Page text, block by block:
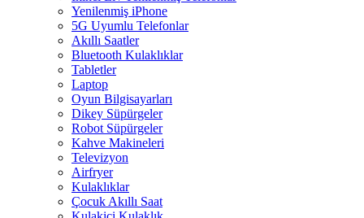
Yenilenmiş iPhone
5G Uyumlu Telefonlar
Akıllı Saatler
Bluetooth Kulaklıklar
Tabletler
Laptop
Oyun Bilgisayarları
Dikey Süpürgeler
Robot Süpürgeler
Kahve Makineleri
Televizyon
Airfryer
Kulaklıklar
Çocuk Akıllı Saat